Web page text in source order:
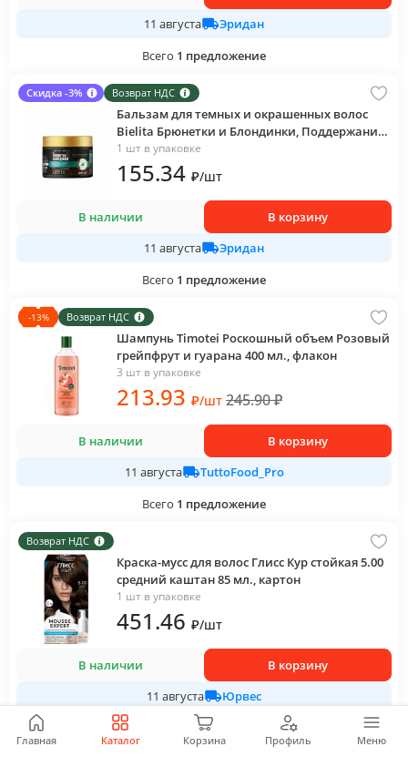
Главная Каталог Корзина Профиль Меню
11 августа
Эридан
Всего 1 предложение
Скидка -3% Возврат НДС
Бальзам для темных и окрашенных волос
Bielita Брюнетки и Блондинки, Поддержание
цвета, 300 мл., банка
1 шт в упаковке
155.34 ₽/шт
В наличии
В корзину
11 августа
Эридан
Всего 1 предложение
-13% Возврат НДС
Шампунь Timotei Роскошный объем Розовый
грейпфрут и гуарана 400 мл., флакон
3 шт в упаковке
213.93 ₽/шт 245.90₽
В наличии
В корзину
11 августа
TuttoFood_Pro
Всего 1 предложение
Возврат НДС
Краска-мусс для волос Глисс Кур стойкая 5.00
средний каштан 85 мл., картон
1 шт в упаковке
451.46 ₽/шт
В наличии
В корзину
11 августа
Юрвес
предложение